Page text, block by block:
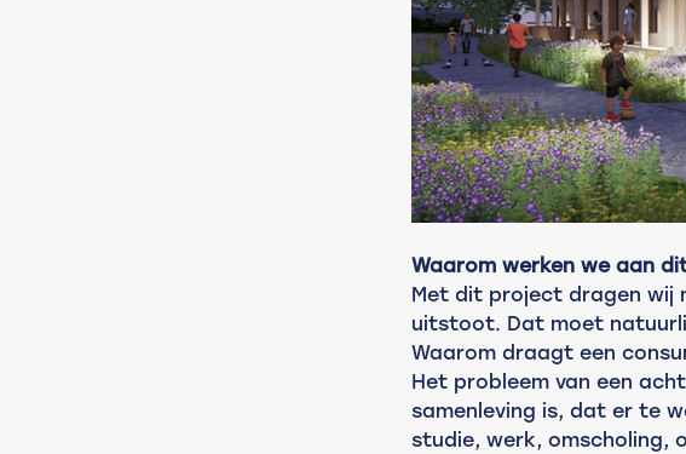
Waarom werken we aan
Met dit project dragen wij
uitstoot. Dat moet
Waarom draagt een
Het probleem van een
samenleving is, dat er te
studie, werk, omscholing,